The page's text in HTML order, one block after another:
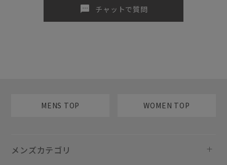
sms チャットで質問
MENS TOP WOMEN TOP
メンズカテゴリ